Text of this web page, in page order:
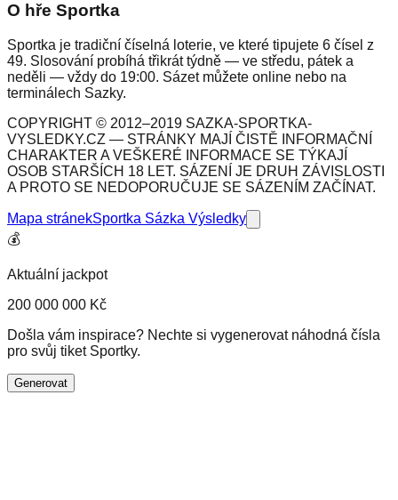
O hře Sportka
Sportka je tradiční číselná loterie, ve které tipujete 6 čísel z
49. Slosování probíhá třikrát týdně — ve středu, pátek a
neděli — vždy do 19:00. Sázet můžete online nebo na
terminálech Sazky.
COPYRIGHT © 2012–2019 SAZKA-SPORTKA-
VYSLEDKY.CZ — STRÁNKY MAJÍ ČISTĚ INFORMAČNÍ
CHARAKTER A VEŠKERÉ INFORMACE SE TÝKAJÍ
OSOB STARŠÍCH 18 LET. SÁZENÍ JE DRUH ZÁVISLOSTI
A PROTO SE NEDOPORUČUJE SE SÁZENÍM ZAČÍNAT.
Mapa stránekSportka Sázka Výsledky
💰
Aktuální jackpot
200 000 000 Kč
Došla vám inspirace? Nechte si vygenerovat náhodná čísla
pro svůj tiket Sportky.
Generovat